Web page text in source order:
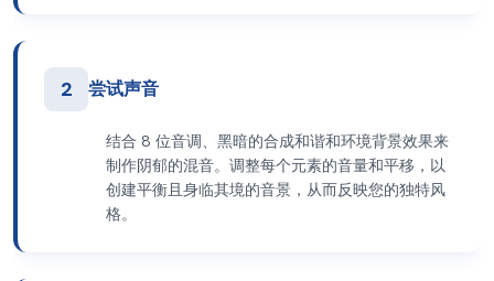
2 尝试声音
结合 8 位音调、黑暗的合成和谐和环境背景效果来
制作阴郁的混音。调整每个元素的音量和平移，以
创建平衡且身临其境的音景，从而反映您的独特风
格。